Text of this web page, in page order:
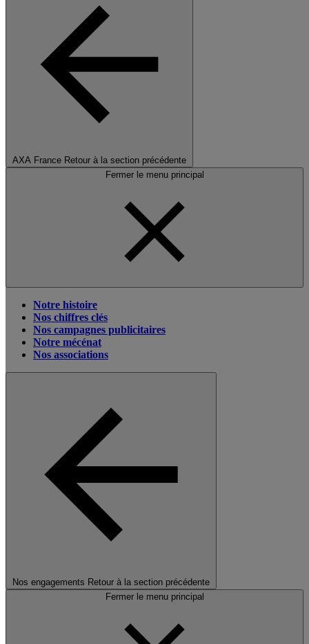
AXA France Retour à la section précédente
Fermer le menu principal
Notre histoire
Nos chiffres clés
Nos campagnes publicitaires
Notre mécénat
Nos associations
Nos engagements Retour à la section précédente
Fermer le menu principal